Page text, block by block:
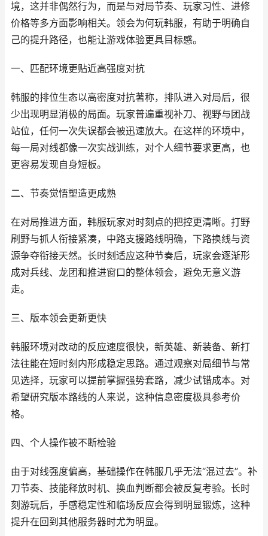
境，这并非偶然行为，而是与对局节奏、玩家习性、进修
价格等多方面影响相关。领会为何玩韩服，有助于明确自
己的提升路径，也能让游戏体验更具目标感。
一、匹配环境更贴近高强度对抗
韩服的排位生态以高密度对抗著称，排队进入对局后，很
少出现明显消极的局面。玩家普遍重视补刀、视野与团战
站位，任何一次失误都会被迅速放大。在这样的环境中，
每一局对线都像一次实战训练，对个人细节要求更高，也
更容易发现自身短板。
二、节奏觉悟塑造更成熟
在对局推进方面，韩服玩家对时刻点的把控更清晰。打野
刷野与抓人衔接紧凑，中路支援路线明确，下路换线与资
源争夺衔接天然。长时刻适应这种节奏后，玩家会逐渐形
成对兵线、龙团和推进窗口的整体领会，避免无意义游
走。
三、版本领会更新更快
韩服环境对改动的反应速度很快，新英雄、新装备、新打
法往能在短时刻内形成稳定思路。通过观察对局细节与常
见选择，玩家可以提前掌握强势套路，减少试错成本。对
希望研究版本路线的人来说，这种信息密度极具参考价
格。
四、个人操作被不断检验
由于对线强度偏高，基础操作在韩服几乎无法“混过去”。补
刀节奏、技能释放时机、换血判断都会被反复考验。长时
刻游玩后，手感稳定性和临场反应会得到明显锻炼，这种
提升在回到其他服务器时尤为明显。